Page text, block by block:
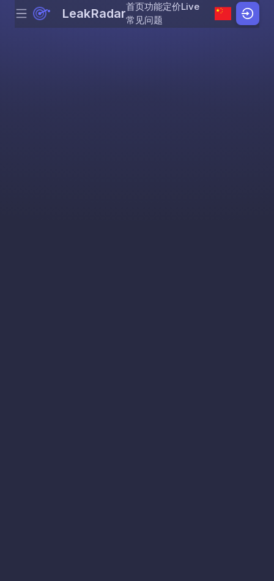
Skip to content
Menu LeakRadar首页功能定价Live
常见问题